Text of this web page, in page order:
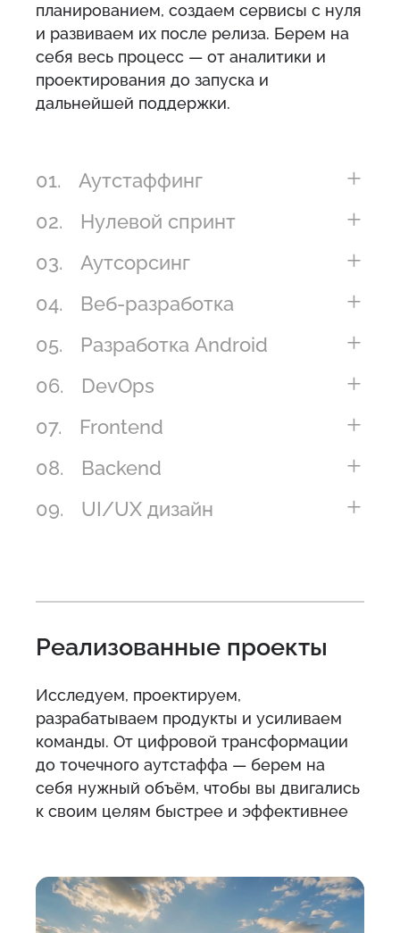
планированием, создаем сервисы с нуля
и развиваем их после релиза. Берем на
себя весь процесс — от аналитики и
проектирования до запуска и
дальнейшей поддержки.
01.
Аутстаффинг
02.
Нулевой спринт
03.
Аутсорсинг
04.
Веб-разработка
05.
Разработка Android
06.
DevOps
07.
Frontend
08.
Backend
09.
UI/UX дизайн
Реализованные проекты
Исследуем, проектируем,
разрабатываем продукты и усиливаем
команды. От цифровой трансформации
до точечного аутстаффа — берем на
себя нужный объём, чтобы вы двигались
к своим целям быстрее и эффективнее